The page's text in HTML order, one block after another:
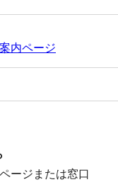
内ページ
ージまたは窓口